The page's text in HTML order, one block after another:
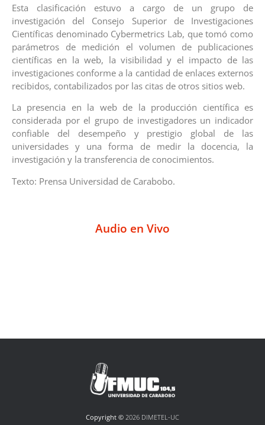
Esta clasificación estuvo a cargo de un grupo de
investigación del Consejo Superior de Investigaciones
Científicas denominado Cybermetrics Lab, que tomó como
parámetros de medición el volumen de publicaciones
científicas en la web, la visibilidad y el impacto de las
investigaciones conforme a la cantidad de enlaces externos
recibidos, contabilizados por las citas de otros sitios web.
La presencia en la web de la producción científica es
considerada por el grupo de investigadores un indicador
confiable del desempeño y prestigio global de las
universidades y una forma de medir la docencia, la
investigación y la transferencia de conocimientos.
Texto: Prensa Universidad de Carabobo.
Audio en Vivo
Copyright © 2026 DIMETEL-UC